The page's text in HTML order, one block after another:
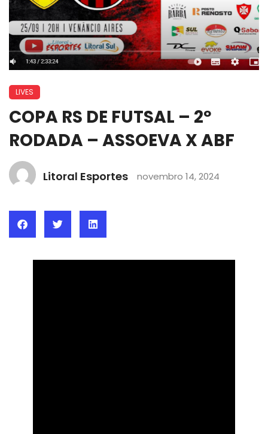
LIVES
COPA RS DE FUTSAL – 2º
RODADA – ASSOEVA X ABF
Litoral Esportes novembro 14, 2024